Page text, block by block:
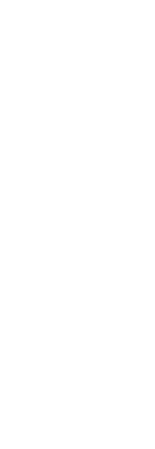
verfügbar.)
verfügbar.)